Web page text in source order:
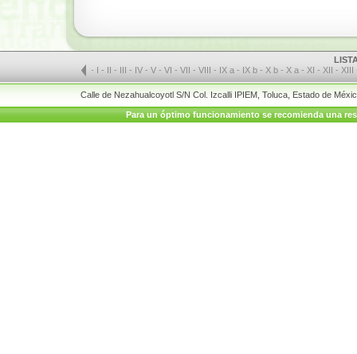
- I- II- III- IV-V-VI-VII-VIII- IX a - IX b - X b - X a - XI- XII- XIII
Calle de Nezahualcoyotl S/N Col. Izcalli IPIEM, Toluca, Estado de
Para un óptimo funcionamiento se recomienda una